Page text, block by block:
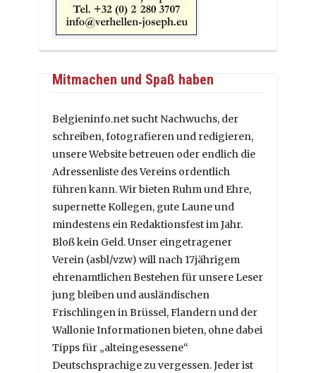
Mitmachen und Spaß haben
Belgieninfo.net sucht Nachwuchs, der
schreiben, fotografieren und redigieren,
unsere Website betreuen oder endlich die
Adressenliste des Vereins ordentlich
führen kann. Wir bieten Ruhm und Ehre,
supernette Kollegen, gute Laune und
mindestens ein Redaktionsfest im Jahr.
Bloß kein Geld. Unser eingetragener
Verein (asbl/vzw) will nach 17jährigem
ehrenamtlichen Bestehen für unsere Leser
jung bleiben und ausländischen
Frischlingen in Brüssel, Flandern und der
Wallonie Informationen bieten, ohne dabei
Tipps für „alteingesessene“
Deutschsprachige zu vergessen. Jeder ist